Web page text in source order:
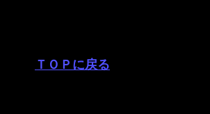
ＴＯＰに戻る